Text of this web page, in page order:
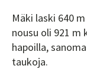
Mäki laski 640
nousu oli 921 m
hapoilla,
taukoja.